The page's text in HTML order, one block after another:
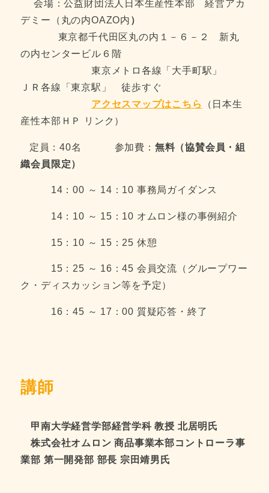
会場：公益財団法人日本生産性本部 経営アカ
デミー（丸の内OAZO内 ）
東京都千代田区丸の内１－６－２ 新丸
の内センタービル６階
東京メトロ各線「大手町駅」
ＪＲ各線「東京駅」 徒歩すぐ
アクセスマップはこちら
（日本生
産性本部ＨＰ リンク）
定員：40名 参加費： 無料（協賛会員・組
織会員限定）
14：00 ～ 14：10 事務局ガイダンス
14：10 ～ 15：10 オムロン様の事例紹介
15：10 ～ 15：25 休憩
15：25 ～ 16：45 会員交流（グループワー
ク・ディスカッション等を予定）
16：45 ～ 17：00 質疑応答・終了
講師
甲南大学経営学部経営学科 教授 北居明氏
株式会社オムロン 商品事業本部コントローラ事
業部 第一開発部 部長 宗田靖男氏